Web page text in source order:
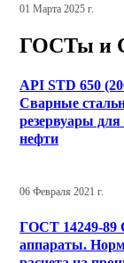
01 Марта 2025 г.
ГОСТы и
API STD 650
Сварные
резервуары
нефти
06 Февраля 2021 г.
ГОСТ 14249-89
аппараты.